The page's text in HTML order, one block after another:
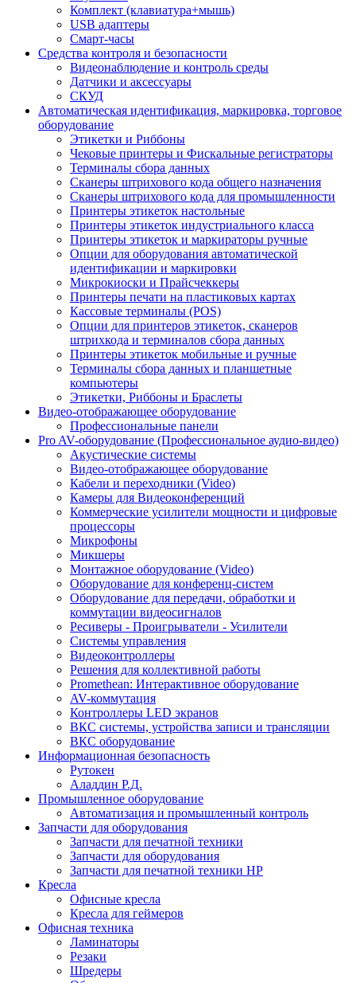
Комплект (клавиатура+мышь)
USB адаптеры
Смарт-часы
Средства контроля и безопасности
Видеонаблюдение и контроль среды
Датчики и аксессуары
СКУД
Автоматическая идентификация, маркировка, торговое
оборудование
Этикетки и Риббоны
Чековые принтеры и Фискальные регистраторы
Терминалы сбора данных
Сканеры штрихового кода общего назначения
Сканеры штрихового кода для промышленности
Принтеры этикеток настольные
Принтеры этикеток индустриального класса
Принтеры этикеток и маркираторы ручные
Опции для оборудования автоматической
идентификации и маркировки
Микрокиоски и Прайсчеккеры
Принтеры печати на пластиковых картах
Кассовые терминалы (POS)
Опции для принтеров этикеток, сканеров
штрихкода и терминалов сбора данных
Принтеры этикеток мобильные и ручные
Терминалы сбора данных и планшетные
компьютеры
Этикетки, Риббоны и Браслеты
Видео-отображающее оборудование
Профессиональные панели
Pro AV-оборудование (Профессиональное аудио-видео)
Акустические системы
Видео-отображающее оборудование
Кабели и переходники (Video)
Камеры для Видеоконференций
Коммерческие усилители мощности и цифровые
процессоры
Микрофоны
Микшеры
Монтажное оборудование (Video)
Оборудование для конференц-систем
Оборудование для передачи, обработки и
коммутации видеосигналов
Ресиверы - Проигрыватели - Усилители
Системы управления
Видеоконтроллеры
Решения для коллективной работы
Promethean: Интерактивное оборудование
AV-коммутация
Контроллеры LED экранов
ВКС системы, устройства записи и трансляции
ВКС оборудование
Информационная безопасность
Рутокен
Аладдин Р.Д.
Промышленное оборудование
Автоматизация и промышленный контроль
Запчасти для оборудования
Запчасти для печатной техники
Запчасти для оборудования
Запчасти для печатной техники HP
Кресла
Офисные кресла
Кресла для геймеров
Офисная техника
Ламинаторы
Резаки
Шредеры